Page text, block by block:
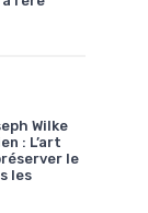
Wilke
: L’art
le
les